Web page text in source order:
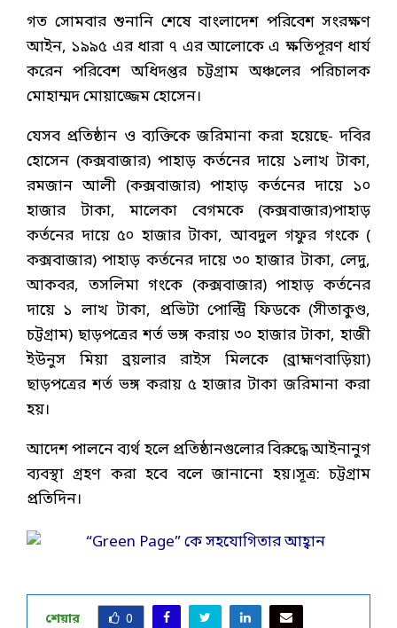
গত সোমবার শুনানি শেষে বাংলাদেশ পরিবেশ সংরক্ষণ
আইন, ১৯৯৫ এর ধারা ৭ এর আলোকে এ ক্ষতিপূরণ ধার্য
করেন পরিবেশ অধিদপ্তর চট্টগ্রাম অঞ্চলের পরিচালক
মোহাম্মদ মোয়াজ্জেম হোসেন।
যেসব প্রতিষ্ঠান ও ব্যক্তিকে জরিমানা করা হয়েছে- দবির
হোসেন (কক্সবাজার) পাহাড় কর্তনের দায়ে ১লাখ টাকা,
রমজান আলী (কক্সবাজার) পাহাড় কর্তনের দায়ে ১০
হাজার টাকা, মালেকা বেগমকে (কক্সবাজার)পাহাড়
কর্তনের দায়ে ৫০ হাজার টাকা, আবদুল গফুর গংকে (
কক্সবাজার) পাহাড় কর্তনের দায়ে ৩০ হাজার টাকা, লেদু,
আকবর, তসলিমা গংকে (কক্সবাজার) পাহাড় কর্তনের
দায়ে ১ লাখ টাকা, প্রভিটা পোল্ট্রি ফিডকে (সীতাকুণ্ড,
চট্টগ্রাম) ছাড়পত্রের শর্ত ভঙ্গ করায় ৩০ হাজার টাকা, হাজী
ইউনুস মিয়া ব্রয়লার রাইস মিলকে (ব্রাহ্মণবাড়িয়া)
ছাড়পত্রের শর্ত ভঙ্গ করায় ৫ হাজার টাকা জরিমানা করা
হয়।
আদেশ পালনে ব্যর্থ হলে প্রতিষ্ঠানগুলোর বিরুদ্ধে আইনানুগ
ব্যবস্থা গ্রহণ করা হবে বলে জানানো হয়।সূত্র: চট্টগ্রাম
প্রতিদিন।
শেয়ার 0